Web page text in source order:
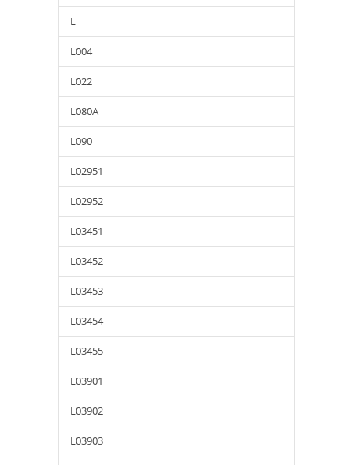
L
L004
L022
L080A
L090
L02951
L02952
L03451
L03452
L03453
L03454
L03455
L03901
L03902
L03903